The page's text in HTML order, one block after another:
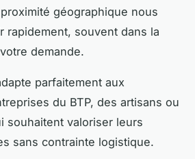
géographique nous
rapidement, souvent dans la
demande.
parfaitement aux
du BTP, des artisans ou
souhaitent valoriser leurs
sans contrainte logistique.